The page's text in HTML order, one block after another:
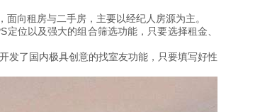
向租房与二手房，主要以经纪人房源为主。
位以及强大的组合筛选功能，只要选择租金、
发了国内极具创意的找室友功能，只要填写好性